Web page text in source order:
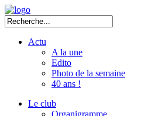
Actu
A la une
Edito
Photo de la semaine
40 ans !
Le club
Organigramme